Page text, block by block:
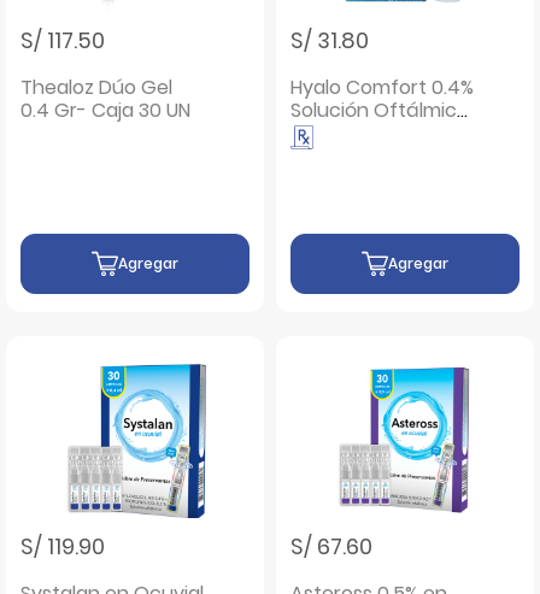
S/ 117.50
Thealoz Dúo Gel
0.4 Gr- Caja 30 UN
Agregar
S/ 31.80
Hyalo Comfort 0.4%
Solución Oftálmica
- Frasco 10 ML
Agregar
S/ 119.90 S/ 67.60